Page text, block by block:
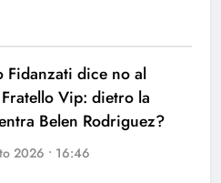
Fidanzati dice no al
Vip: dietro la
Belen Rodriguez?
2026 • 16:46